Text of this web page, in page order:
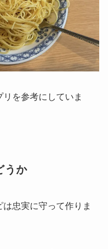
リを参考にしていま
うか
忠実に守って作りま